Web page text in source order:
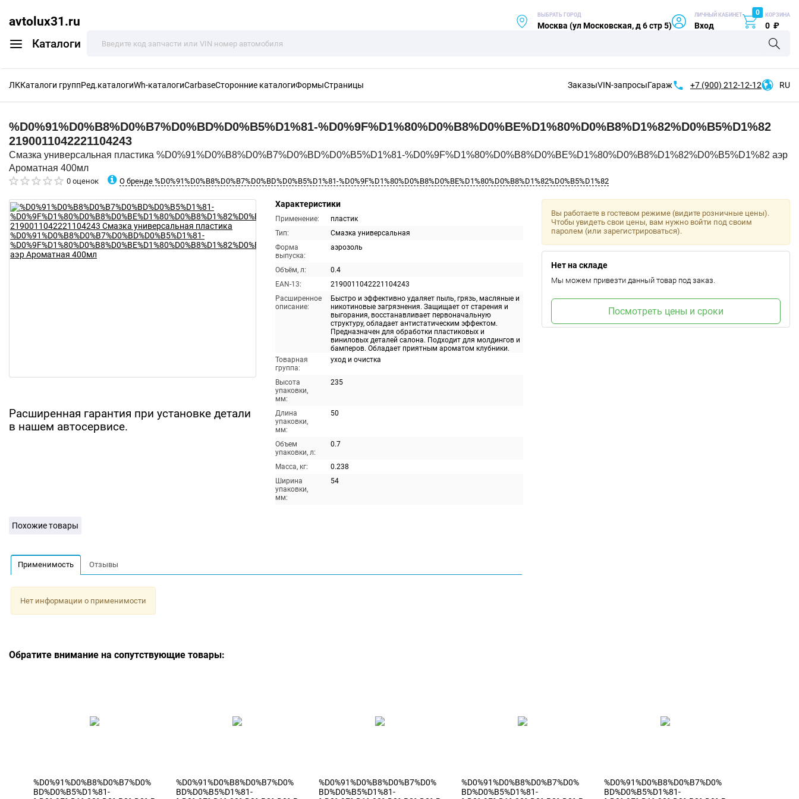
avtolux31.ru
Каталоги
ВЫБРАТЬ ГОРОД
Москва (ул Московская, д 6 стр 5)
ЛИЧНЫЙ КАБИНЕТ
Вход
0 КОРЗИНА
0 ₽
ЛККаталоги группРед.каталогиWh-каталогиCarbaseСторонние каталогиФормыСтраницы ЗаказыVIN-запросыГараж +7 (900) 212-12-12 RU
%D0%91%D0%B8%D0%B7%D0%BD%D0%B5%D1%81-%D0%9F%D1%80%D0%B8%D0%BE%D1%80%D0%B8%D1%82%D0%B5%D1%82
2190011042221104243
Смазка универсальная пластика %D0%91%D0%B8%D0%B7%D0%BD%D0%B5%D1%81-%D0%9F%D1%80%D0%B8%D0%BE%D1%80%D0%B8%D1%82%D0%B5%D1%82 аэр
Ароматная 400мл
0 оценок О бренде %D0%91%D0%B8%D0%B7%D0%BD%D0%B5%D1%81-%D0%9F%D1%80%D0%B8%D0%BE%D1%80%D0%B8%D1%82%D0%B5%D1%82
Расширенная гарантия при установке детали
в нашем автосервисе.
Характеристики
Применение:
пластик
Тип:
Смазка универсальная
Форма
выпуска:
аэрозоль
Объём, л:
0.4
EAN-13:
2190011042221104243
Расширенное
описание:
Быстро и эффективно удаляет пыль, грязь, масляные и
никотиновые загрязнения. Защищает от старения и
выгорания, восстанавливает первоначальную
структуру, обладает антистатическим эффектом.
Предназначен для обработки пластиковых и
виниловых деталей салона. Подходит для молдингов и
бамперов. Обладает приятным ароматом клубники.
Товарная
группа:
уход и очистка
Высота
упаковки,
мм:
235
Длина
упаковки,
мм:
50
Объем
упаковки, л:
0.7
Масса, кг:
0.238
Ширина
упаковки,
мм:
54
Вы работаете в гостевом режиме (видите розничные цены).
Чтобы увидеть свои цены, вам нужно войти под своим
паролем (или зарегистрироваться).
Нет на складе
Мы можем привезти данный товар под заказ.
Посмотреть цены и сроки
Похожие товары
Применимость Отзывы
Нет информации о применимости
Обратите внимание на сопутствующие товары:
%D0%91%D0%B8%D0%B7%D0%
BD%D0%B5%D1%81-
%D0%91%D0%B8%D0%B7%D0%
BD%D0%B5%D1%81-
%D0%91%D0%B8%D0%B7%D0%
BD%D0%B5%D1%81-
%D0%91%D0%B8%D0%B7%D0%
BD%D0%B5%D1%81-
%D0%91%D0%B8%D0%B7%D0%
BD%D0%B5%D1%81-